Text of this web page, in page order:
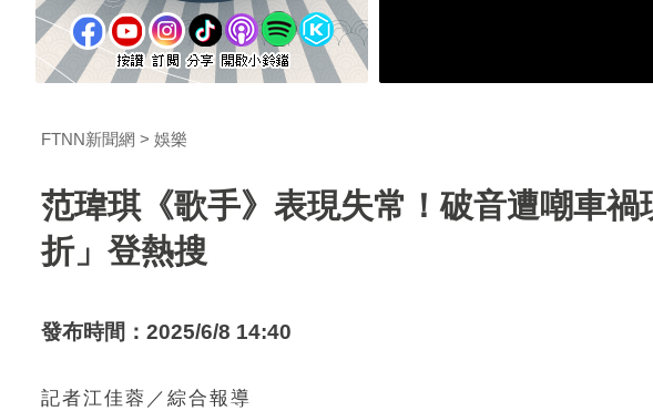
FTNN新聞網 娛樂
范瑋琪《歌手》表現失常！破音遭嘲車
折」登熱搜
發布時間：2025/6/8 14:40
記者江佳蓉／綜合報導